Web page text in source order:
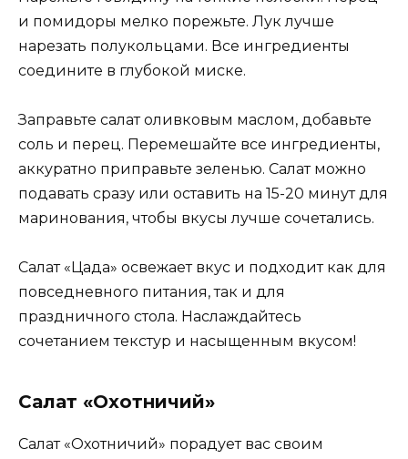
и помидоры мелко порежьте. Лук лучше
нарезать полукольцами. Все ингредиенты
соедините в глубокой миске.
Заправьте салат оливковым маслом, добавьте
соль и перец. Перемешайте все ингредиенты,
аккуратно приправьте зеленью. Салат можно
подавать сразу или оставить на 15-20 минут для
маринования, чтобы вкусы лучше сочетались.
Салат «Цада» освежает вкус и подходит как для
повседневного питания, так и для
праздничного стола. Наслаждайтесь
сочетанием текстур и насыщенным вкусом!
Салат «Охотничий»
Салат «Охотничий» порадует вас своим